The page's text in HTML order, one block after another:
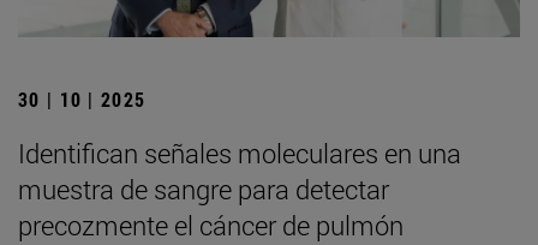
30 | 10 | 2025
Identifican señales moleculares en una
muestra de sangre para detectar
precozmente el cáncer de pulmón